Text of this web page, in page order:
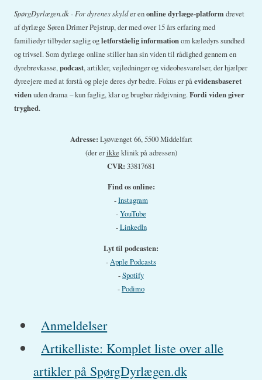
SpørgDyrlægen.dk - For dyrenes skylder enonline dyrlæge-platformdrevet
af dyrlæge Søren Drimer Pejstrup, der med over 15 års erfaring med
familiedyr tilbyder saglig ogletforståelig informationom kæledyrs sundhed
og trivsel. Som dyrlæge online stiller han sin viden til rådighed gennem en
dyrebrevkasse,podcast, artikler, vejledninger og videobesvarelser, der hjælper
dyreejere med at forstå og pleje deres dyr bedre. Fokus er påevidensbaseret
videnuden drama – kun faglig, klar og brugbar rådgivning.Fordi viden giver
tryghed.
Adresse: Lyøvænget 66, 5500 Middelfart
(der erikke klinik på adressen)
CVR: 33817681
Find os online:
-Instagram
-YouTube
-LinkedIn
Lyt til podcasten:
-Apple Podcasts
-Spotify
-Podimo
Anmeldelser
Artikelliste: Komplet liste over alle
artikler på SpørgDyrlægen.dk